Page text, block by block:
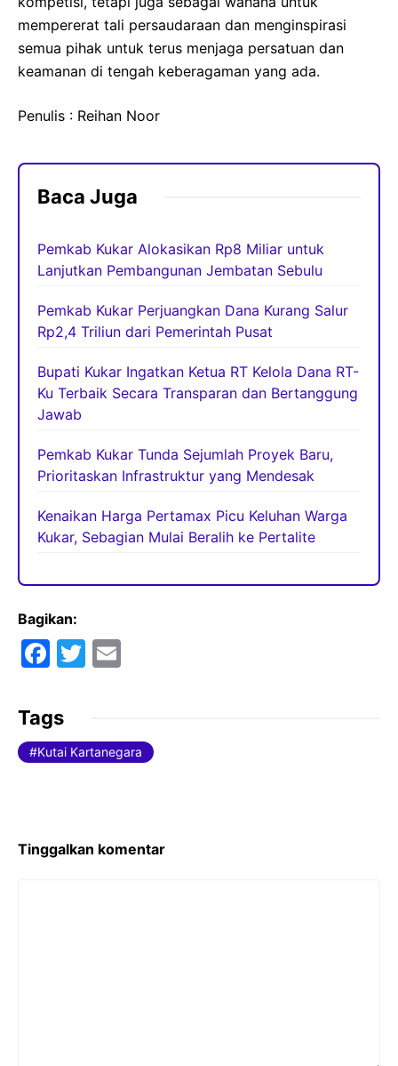
mempererat tali persaudaraan dan menginspirasi
semua pihak untuk terus menjaga persatuan dan
keamanan di tengah keberagaman yang ada.
Penulis : Reihan Noor
Baca Juga
Pemkab Kukar Alokasikan Rp8 Miliar untuk
Lanjutkan Pembangunan Jembatan Sebulu
Pemkab Kukar Perjuangkan Dana Kurang Salur
Rp2,4 Triliun dari Pemerintah Pusat
Bupati Kukar Ingatkan Ketua RT Kelola Dana RT-
Ku Terbaik Secara Transparan dan Bertanggung
Jawab
Pemkab Kukar Tunda Sejumlah Proyek Baru,
Prioritaskan Infrastruktur yang Mendesak
Kenaikan Harga Pertamax Picu Keluhan Warga
Kukar, Sebagian Mulai Beralih ke Pertalite
Bagikan:
F
c
e
b
k
T
er l
Tags
Kutai Kartanegara
Tinggalkan komentar